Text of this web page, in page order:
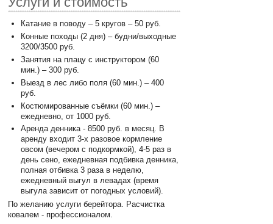
Катание в поводу – 5 кругов – 50 руб.
Конные походы (2 дня) – будни/выходные
3200/3500 руб.
Занятия на плацу с инструктором (60
мин.) – 300 руб.
Выезд в лес либо поля (60 мин.) – 400
руб.
Костюмированные съёмки (60 мин.) –
ежедневно, от 1000 руб.
Аренда денника - 8500 руб. в месяц. В
аренду входит 3-х разовое кормление
овсом (вечером с подкормкой), 4-5 раз в
день сено, ежедневная подбивка денника,
полная отбивка 3 раза в неделю,
ежедневный выгул в левадах (время
выгула зависит от погодных условий).
По желанию услуги берейтора. Расчистка
ковалем - профессионалом.